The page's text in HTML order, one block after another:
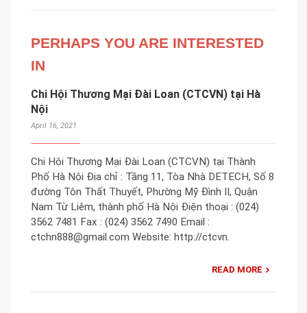
PERHAPS YOU ARE INTERESTED
IN
Chi Hội Thương Mại Đài Loan (CTCVN) tại Hà
Nội
April 16, 2021
Chi Hội Thương Mại Đài Loan (CTCVN) tại Thành
Phố Hà Nội Địa chỉ : Tầng 11, Tòa Nhà DETECH, Số 8
đường Tôn Thất Thuyết, Phường Mỹ Đình II, Quận
Nam Từ Liêm, thành phố Hà Nội Điện thoại : (024)
3562 7481 Fax : (024) 3562 7490 Email :
ctchn888@gmail.com Website: http://ctcvn.
READ MORE